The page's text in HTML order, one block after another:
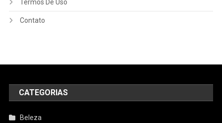
Termos De Uso
Contato
CATEGORIAS
Beleza